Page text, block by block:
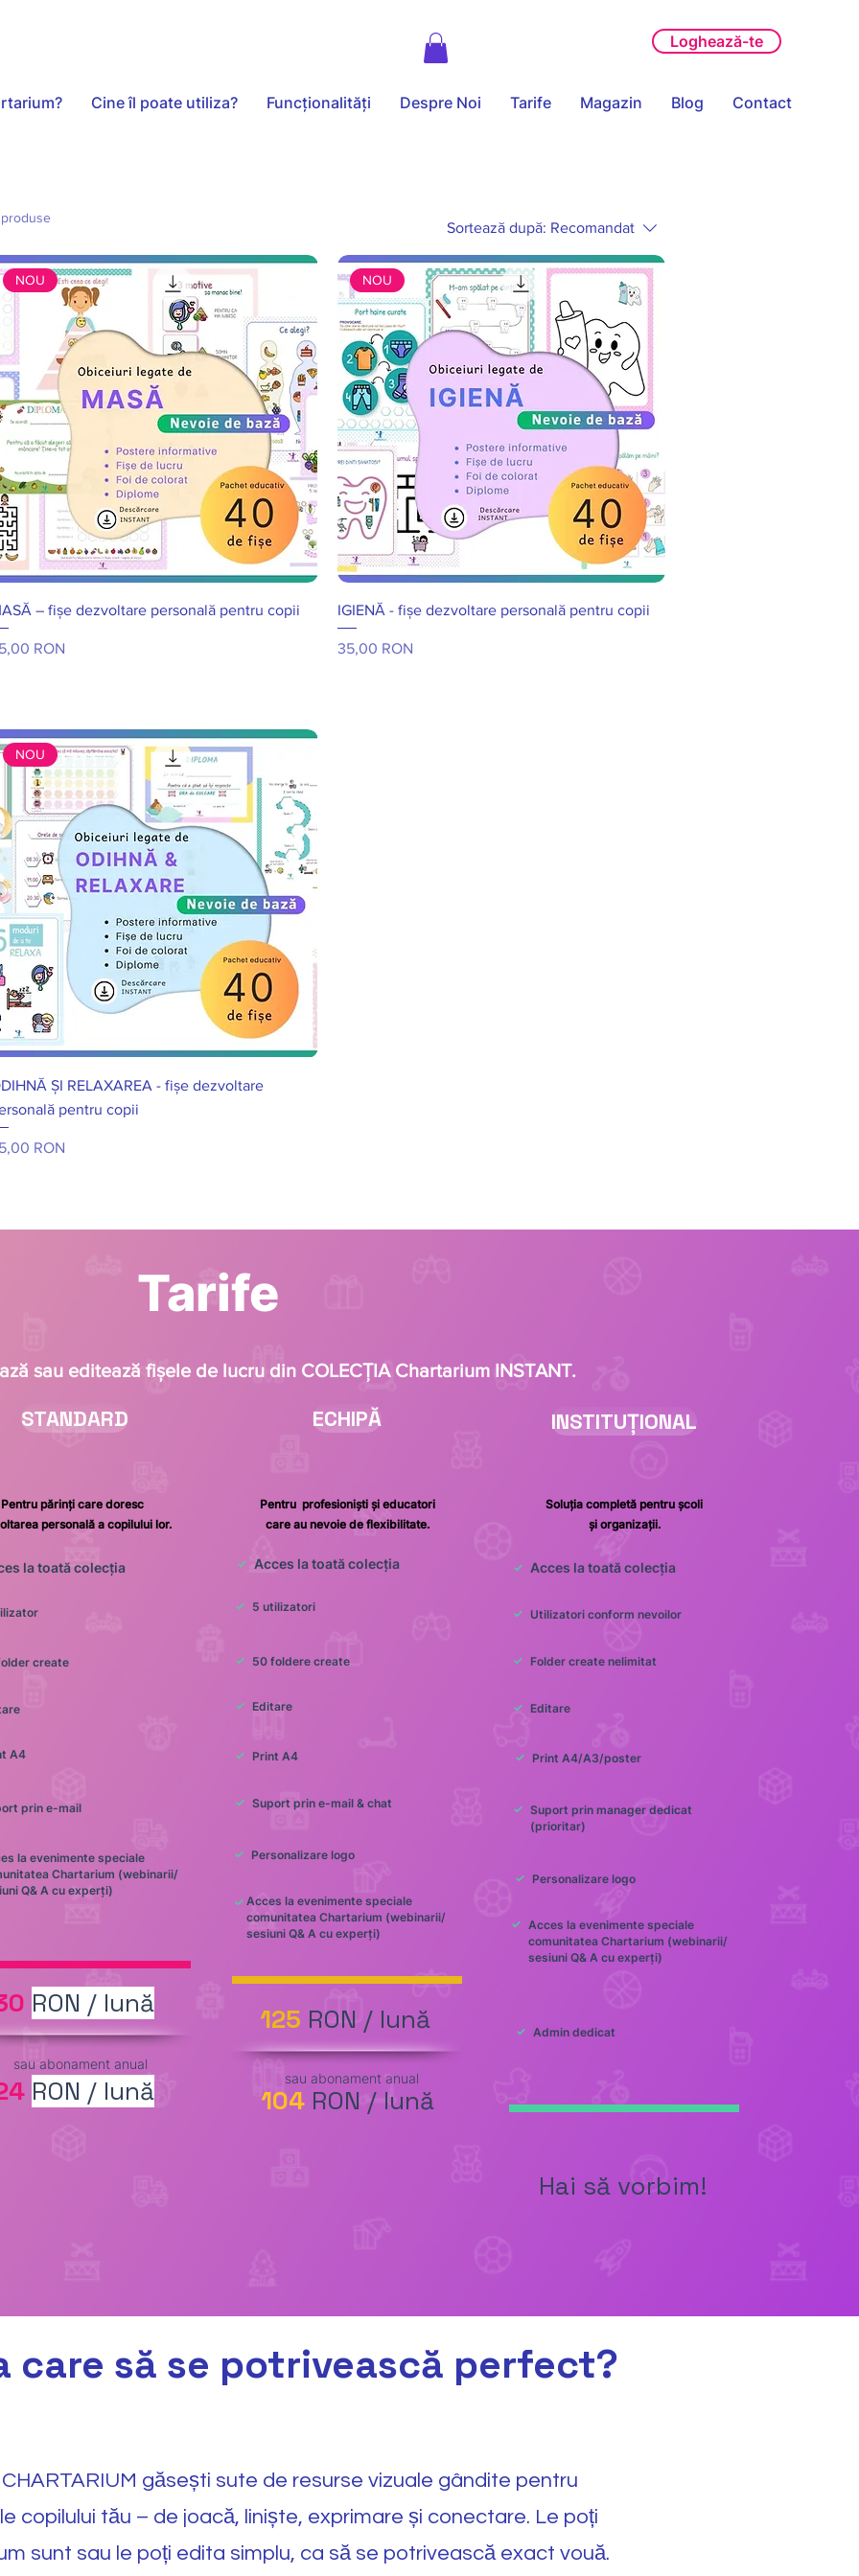
Loghează-te
Cine îl poate utiliza? Funcționalități Despre Noi Tarife Magazin Blog Contact
Sortează după: Recomandat
NOU
– fișe dezvoltare personală pentru copii
RON
NOU
IGIENĂ - fișe dezvoltare personală pentru copii
Preț
35,00 RON
NOU
ȘI RELAXAREA - fișe dezvoltare
pentru copii
RON
Tarife
sau editează fișele de lucru din COLECȚIA Chartarium INSTANT.
STANDARD
Pentru părinți care doresc
personală a copilului lor.
la toată colecția
create
A4
prin e-mail
la evenimente speciale
Chartarium (webinarii/
Q& A cu experți)
RON / lună
sau abonament anual
RON / lună
✓ Acces la toată colecția
✓ 5 utilizatori
✓ 50 foldere create
✓ Editare
✓ Print A4
✓ Suport prin e-mail & chat
✓ Personalizare logo
✓ Acces la evenimente speciale
comunitatea Chartarium (webinarii/
sesiuni Q& A cu experți)
125 RON / lună
sau abonament anual
104RON / lună
ECHIPĂ
Pentru profesioniști și educatori
care au nevoie de flexibilitate.
INSTITUȚIONAL
Soluția completă pentru școli
și organizații.
✓ Acces la toată colecția
✓ Utilizatori conform nevoilor
✓ Folder create nelimitat
✓ Editare
✓ Print A4/A3/poster
✓ Suport prin manager dedicat
(prioritar)
✓ Personalizare logo
✓ Acces la evenimente speciale
comunitatea Chartarium (webinarii/
sesiuni Q& A cu experți)
✓ Admin dedicat
Hai să vorbim!
care să se potrivească perfect?
găsești sute de resurse vizuale gândite pentru
copilului tău – de joacă, liniște, exprimare și conectare. Le poți
sunt sau le poți edita simplu, ca să se potrivească exact vouă.